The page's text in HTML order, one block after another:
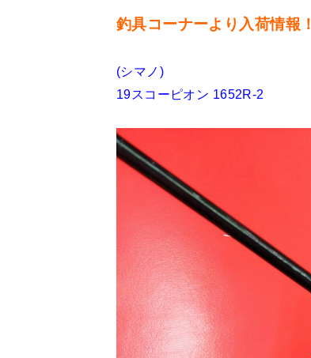
釣具コーナーより入荷情報！
(シマノ)
19スコーピオン 1652R-2